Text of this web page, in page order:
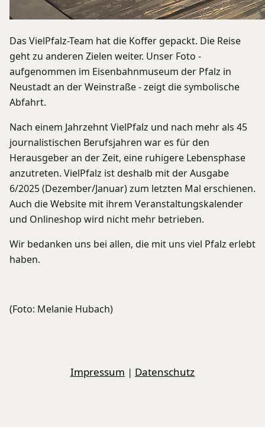
Das VielPfalz-Team hat die Koffer gepackt. Die Reise
geht zu anderen Zielen weiter. Unser Foto -
aufgenommen im Eisenbahnmuseum der Pfalz in
Neustadt an der Weinstraße - zeigt die symbolische
Abfahrt.
Nach einem Jahrzehnt VielPfalz und nach mehr als 45
journalistischen Berufsjahren war es für den
Herausgeber an der Zeit, eine ruhigere Lebensphase
anzutreten. VielPfalz ist deshalb mit der Ausgabe
6/2025 (Dezember/Januar) zum letzten Mal erschienen.
Auch die Website mit ihrem Veranstaltungskalender
und Onlineshop wird nicht mehr betrieben.
Wir bedanken uns bei allen, die mit uns viel Pfalz erlebt
haben.
(Foto: Melanie Hubach)
Impressum | Datenschutz